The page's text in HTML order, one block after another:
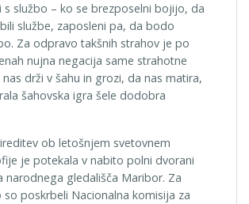
s službo – ko se brezposelni bojijo, da
službe, zaposleni pa, da bodo
Za odpravo takšnih strahov je po
nujna negacija same strahotne
nas drži v šahu in grozi, da nas matira,
šahovska igra šele dodobra
ob letošnjem svetovnem
je potekala v nabito polni dvorani
narodnega gledališča Maribor. Za
so poskrbeli Nacionalna komisija za